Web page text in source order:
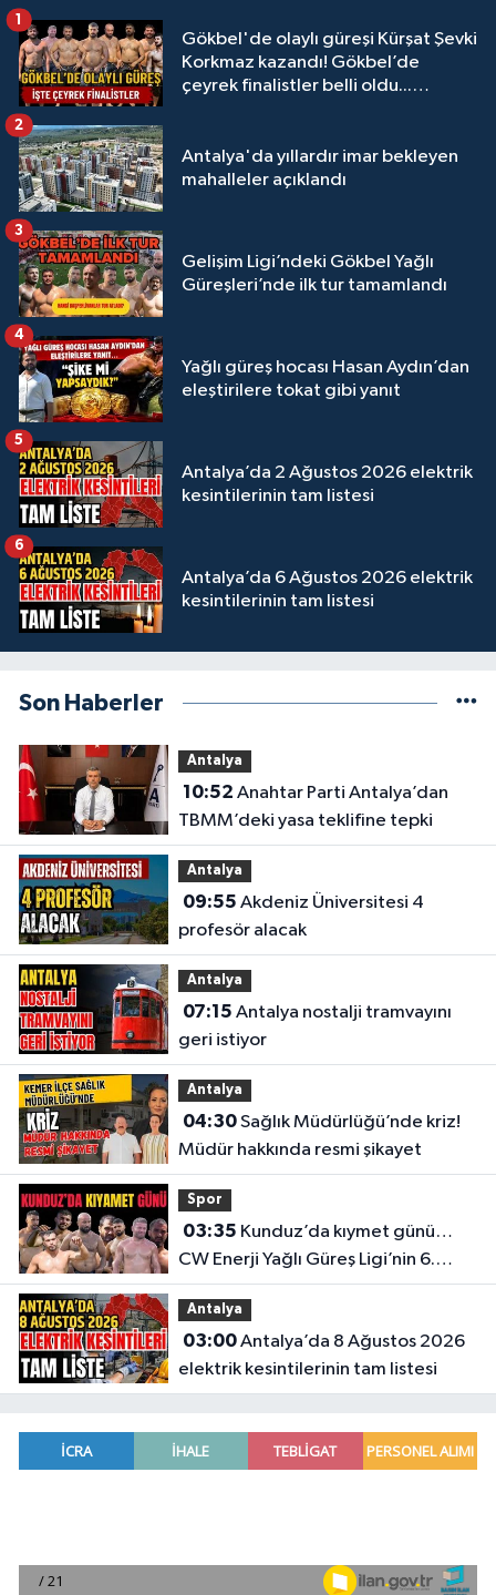
Gökbel'de olaylı güreşi Kürşat Şevki
Korkmaz kazandı! Gökbel’de
çeyrek finalistler belli oldu...
1
Antalya'da yıllardır imar bekleyen
mahalleler açıklandı
2
Gelişim Ligi’ndeki Gökbel Yağlı
Güreşleri’nde ilk tur tamamlandı
3
Yağlı güreş hocası Hasan Aydın’dan
eleştirilere tokat gibi yanıt
4
Antalya’da 2 Ağustos 2026 elektrik
kesintilerinin tam listesi
5
Antalya’da 6 Ağustos 2026 elektrik
kesintilerinin tam listesi
6
Son Haberler
Antalya
10:52
TBMM’deki yasa teklifine tepki
Antalya
09:55
profesör alacak
Antalya
07:15
geri istiyor
Antalya
04:30Sağlık Müdürlüğü’nde kriz!
Müdür hakkında resmi şikayet
Spor
03:35
CW Enerji Yağlı Güreş Ligi’nin 6.
Etabı öncesi nefesler tutuldu
Antalya
03:00Antalya’da 8 Ağustos 2026
elektrik kesintilerinin tam listesi